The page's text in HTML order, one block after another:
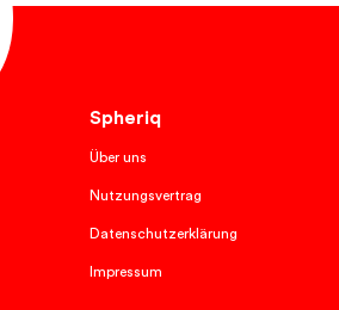
Spheriq
Über uns
Nutzungsvertrag
Datenschutzerklärung
Impressum